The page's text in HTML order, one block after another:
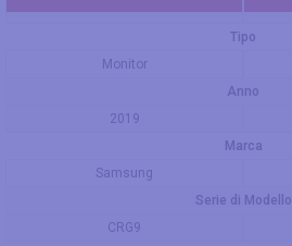
Tipo
Monitor
Anno
2019
Marca
Samsung
Serie di Modello
CRG9